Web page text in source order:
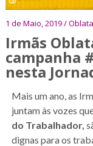
1 de Maio, 2019 /
Irmãs
campanha
nesta
Mais um ano, as
juntam às vozes
do Trabalhador,
dignas para os